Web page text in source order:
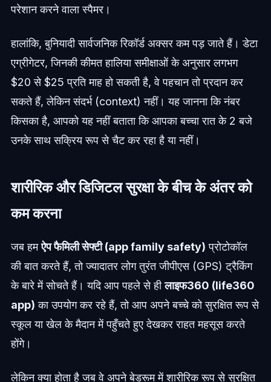
परेशान करने वाला स्पैमर।
हालांकि, बुनियादी सार्वजनिक रिकॉर्ड अक्सर कम पड़ जाते हैं। डेटा
एग्रीगेटर, जिनकी कीमत हालिया समीक्षाओं के अनुसार लगभग
$20 से $25 प्रति माह हो सकती है, वे पहचान तो प्रदान कर
सकते हैं, लेकिन संदर्भ (context) नहीं। यह जानना कि नंबर
किसका है, आपको यह नहीं बताता कि आपका बच्चा रात के 2 बजे
उनके साथ सक्रिय रूप से चैट कर रहा है या नहीं।
शारीरिक और डिजिटल सुरक्षा के बीच के अंतर को
कम करना
जब हमऐप फैमिली सेफ्टी (app family safety) प्रोटोकॉल
की बात करते हैं, तो ज्यादातर लोग तुरंत जीपीएस (GPS) ट्रैकिंग
के बारे में सोचते हैं। यदि आप पहले से हीलाइफ360 (life360
app) का उपयोग कर रहे हैं, तो आप अपने बच्चे को सुरक्षित रूप से
स्कूल या खेल के मैदान में पहुँचते हुए देखकर राहत महसूस करते
होंगे।
लेकिन क्या होता है जब वे अपने बेडरूम में शारीरिक रूप से सुरक्षित